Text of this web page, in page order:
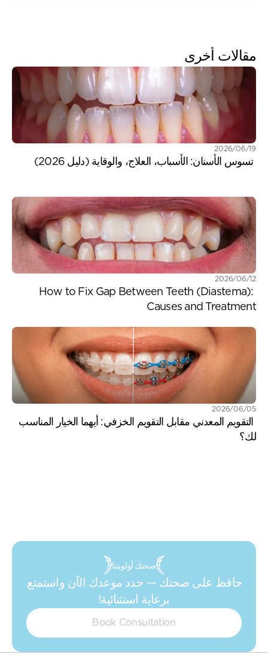
مقالات أخرى
19‏/06‏/2026
تسوس الأسنان: الأسباب، العلاج، والوقاية (دليل 2026)
12‏/06‏/2026
How to Fix Gap Between Teeth (Diastema):
Causes and Treatment
05‏/06‏/2026
لك؟
صحتك أولويتنا
برعاية استثنائية!
Book Consultation